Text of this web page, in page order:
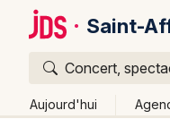
Concert,
Aujourd'hui
Quoi ?